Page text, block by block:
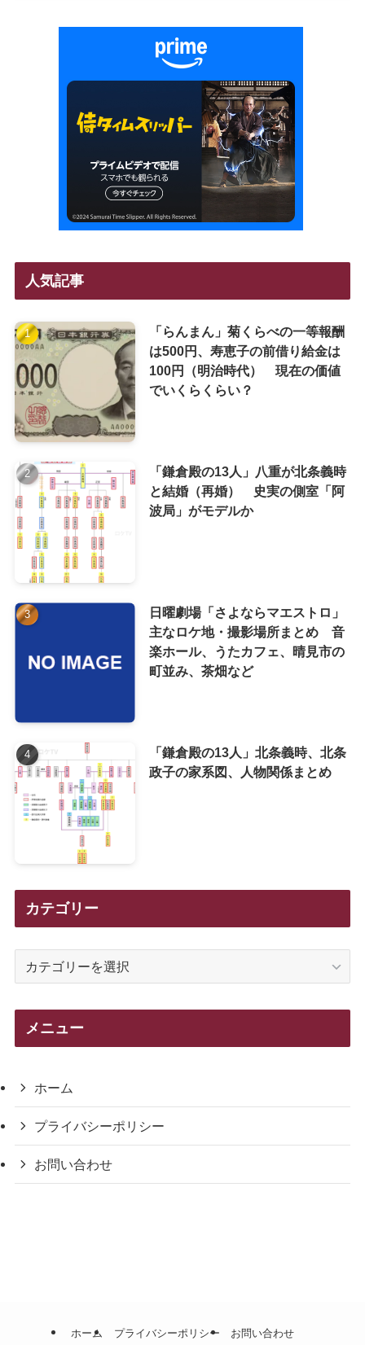
人気記事
「らんまん」菊くらべの一等報酬
は500円、寿恵子の前借り給金は
100円（明治時代） 現在の価値
でいくらくらい？
「鎌倉殿の13人」八重が北条義時
と結婚（再婚） 史実の側室「阿
波局」がモデルか
日曜劇場「さよならマエストロ」
主なロケ地・撮影場所まとめ 音
楽ホール、うたカフェ、晴見市の
町並み、茶畑など
「鎌倉殿の13人」北条義時、北条
政子の家系図、人物関係まとめ
カテゴリー
メニュー
ホーム
プライバシーポリシー
お問い合わせ
ホーム プライバシーポリシー お問い合わせ